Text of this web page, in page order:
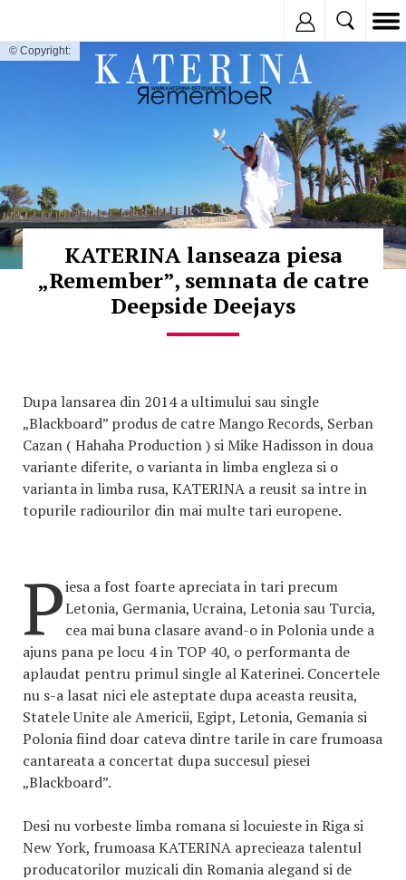
© Copyright:
KATERINA lanseaza piesa
„Remember”, semnata de catre
Deepside Deejays
Dupa lansarea din 2014 a ultimului sau single
„Blackboard” produs de catre Mango Records, Serban
Cazan ( Hahaha Production ) si Mike Hadisson in doua
variante diferite, o varianta in limba engleza si o
varianta in limba rusa, KATERINA a reusit sa intre in
topurile radiourilor din mai multe tari europene.
Piesa a fost foarte apreciata in tari precum
Letonia, Germania, Ucraina, Letonia sau Turcia,
cea mai buna clasare avand-o in Polonia unde a
ajuns pana pe locu 4 in TOP 40, o performanta de
aplaudat pentru primul single al Katerinei. Concertele
nu s-a lasat nici ele asteptate dupa aceasta reusita,
Statele Unite ale Americii, Egipt, Letonia, Gemania si
Polonia fiind doar cateva dintre tarile in care frumoasa
cantareata a concertat dupa succesul piesei
„Blackboard”.
Desi nu vorbeste limba romana si locuieste in Riga si
New York, frumoasa KATERINA aprecieaza talentul
producatorilor muzicali din Romania alegand si de